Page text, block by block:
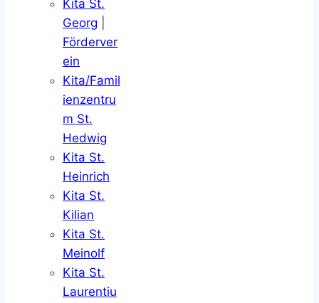
Kita St.
Georg
Förderver
ein
Kita/Famil
ienzentru
m St.
Hedwig
Kita St.
Heinrich
Kita St.
Kilian
Kita St.
Meinolf
Kita St.
Laurentiu